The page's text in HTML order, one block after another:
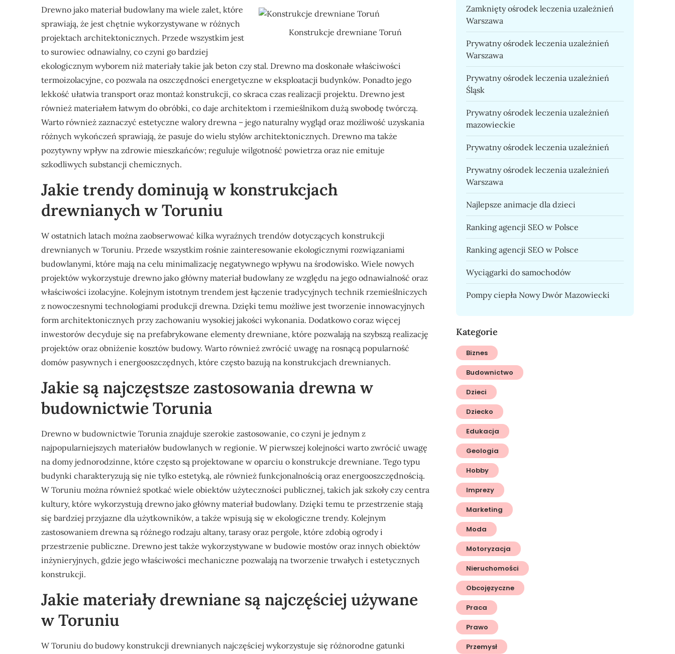
Konstrukcje drewniane Toruń
Drewno jako materiał budowlany ma wiele zalet, które
sprawiają, że jest chętnie wykorzystywane w różnych
projektach architektonicznych. Przede wszystkim jest
to surowiec odnawialny, co czyni go bardziej
ekologicznym wyborem niż materiały takie jak beton czy stal. Drewno ma doskonałe właściwości
termoizolacyjne, co pozwala na oszczędności energetyczne w eksploatacji budynków. Ponadto jego
lekkość ułatwia transport oraz montaż konstrukcji, co skraca czas realizacji projektu. Drewno jest
również materiałem łatwym do obróbki, co daje architektom i rzemieślnikom dużą swobodę twórczą.
Warto również zaznaczyć estetyczne walory drewna – jego naturalny wygląd oraz możliwość uzyskania
różnych wykończeń sprawiają, że pasuje do wielu stylów architektonicznych. Drewno ma także
pozytywny wpływ na zdrowie mieszkańców; reguluje wilgotność powietrza oraz nie emituje
szkodliwych substancji chemicznych.
Jakie trendy dominują w konstrukcjach
drewnianych w Toruniu
W ostatnich latach można zaobserwować kilka wyraźnych trendów dotyczących konstrukcji
drewnianych w Toruniu. Przede wszystkim rośnie zainteresowanie ekologicznymi rozwiązaniami
budowlanymi, które mają na celu minimalizację negatywnego wpływu na środowisko. Wiele nowych
projektów wykorzystuje drewno jako główny materiał budowlany ze względu na jego odnawialność oraz
właściwości izolacyjne. Kolejnym istotnym trendem jest łączenie tradycyjnych technik rzemieślniczych
z nowoczesnymi technologiami produkcji drewna. Dzięki temu możliwe jest tworzenie innowacyjnych
form architektonicznych przy zachowaniu wysokiej jakości wykonania. Dodatkowo coraz więcej
inwestorów decyduje się na prefabrykowane elementy drewniane, które pozwalają na szybszą realizację
projektów oraz obniżenie kosztów budowy. Warto również zwrócić uwagę na rosnącą popularność
domów pasywnych i energooszczędnych, które często bazują na konstrukcjach drewnianych.
Jakie są najczęstsze zastosowania drewna w
budownictwie Torunia
Drewno w budownictwie Torunia znajduje szerokie zastosowanie, co czyni je jednym z
najpopularniejszych materiałów budowlanych w regionie. W pierwszej kolejności warto zwrócić uwagę
na domy jednorodzinne, które często są projektowane w oparciu o konstrukcje drewniane. Tego typu
budynki charakteryzują się nie tylko estetyką, ale również funkcjonalnością oraz energooszczędnością.
W Toruniu można również spotkać wiele obiektów użyteczności publicznej, takich jak szkoły czy centra
kultury, które wykorzystują drewno jako główny materiał budowlany. Dzięki temu te przestrzenie stają
się bardziej przyjazne dla użytkowników, a także wpisują się w ekologiczne trendy. Kolejnym
zastosowaniem drewna są różnego rodzaju altany, tarasy oraz pergole, które zdobią ogrody i
przestrzenie publiczne. Drewno jest także wykorzystywane w budowie mostów oraz innych obiektów
inżynieryjnych, gdzie jego właściwości mechaniczne pozwalają na tworzenie trwałych i estetycznych
konstrukcji.
Jakie materiały drewniane są najczęściej używane
w Toruniu
W Toruniu do budowy konstrukcji drewnianych najczęściej wykorzystuje się różnorodne gatunki
Zamknięty ośrodek leczenia uzależnień
Warszawa
Prywatny ośrodek leczenia uzależnień
Warszawa
Prywatny ośrodek leczenia uzależnień
Śląsk
Prywatny ośrodek leczenia uzależnień
mazowieckie
Prywatny ośrodek leczenia uzależnień
Prywatny ośrodek leczenia uzależnień
Warszawa
Najlepsze animacje dla dzieci
Ranking agencji SEO w Polsce
Ranking agencji SEO w Polsce
Wyciągarki do samochodów
Pompy ciepła Nowy Dwór Mazowiecki
Kategorie
Biznes
Budownictwo
Dzieci
Dziecko
Edukacja
Geologia
Hobby
Imprezy
Marketing
Moda
Motoryzacja
Nieruchomości
Obcojęzyczne
Praca
Prawo
Przemysł